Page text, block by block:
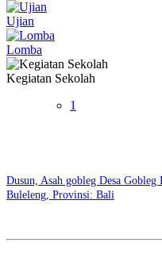
Ujian
Lomba
Kegiatan Sekolah
1
Dusun, Asah gobleg Desa
Buleleng, Provinsi: Bali